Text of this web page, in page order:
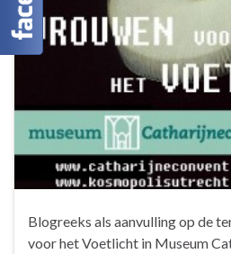
Blogreeks als aanvulling op de
voor het Voetlicht in Museum